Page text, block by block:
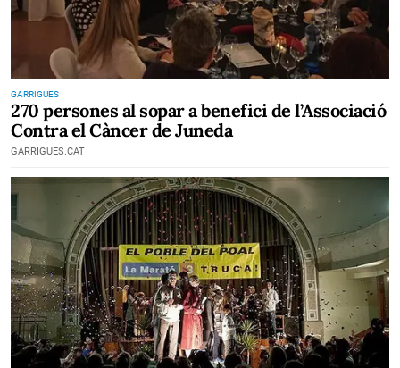
GARRIGUES
270 persones al sopar a benefici de l’Associació
Contra el Càncer de Juneda
GARRIGUES.CAT